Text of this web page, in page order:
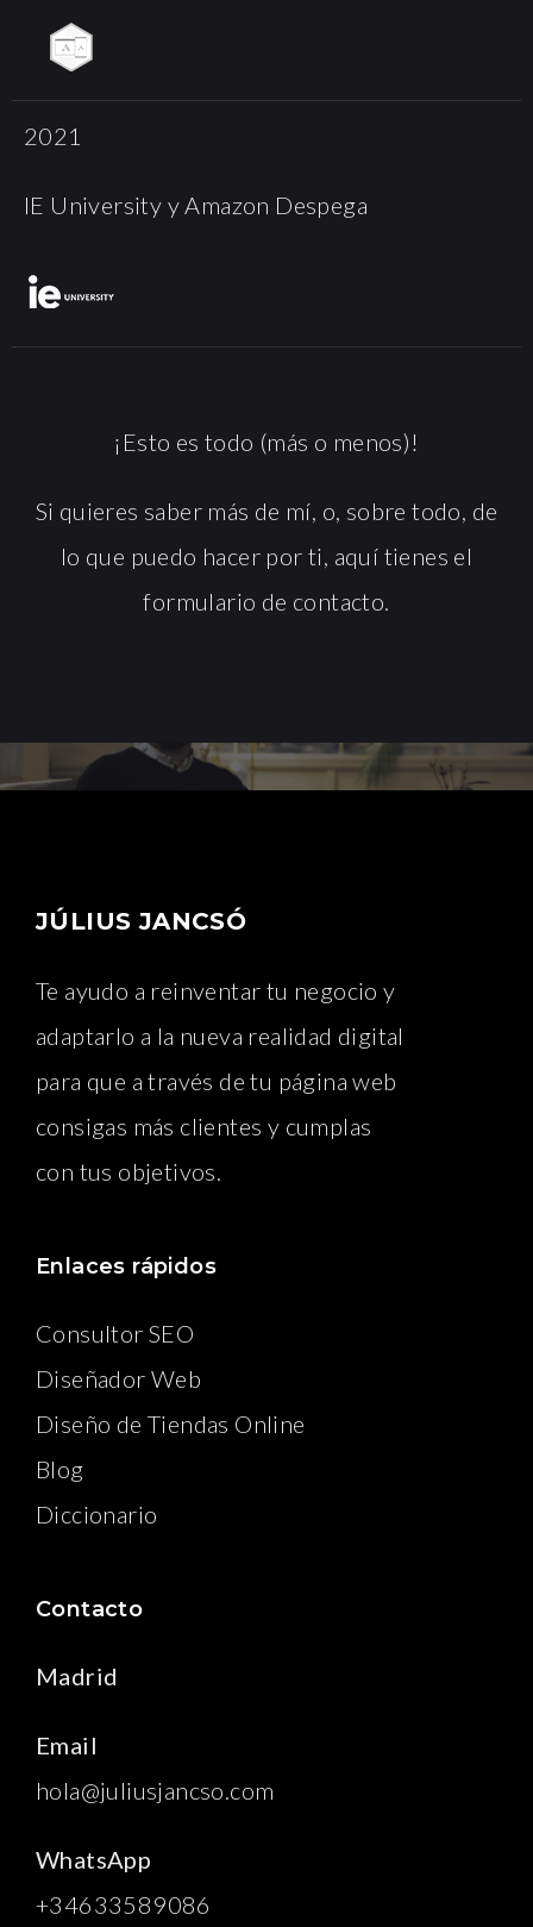
2021
IE University y Amazon Despega
¡Esto es todo (más o menos)!
Si quieres saber más de mí, o, sobre todo, de
lo que puedo hacer por ti, aquí tienes el
formulario de contacto.
JÚLIUS JANCSÓ
Te ayudo a reinventar tu negocio y
adaptarlo a la nueva realidad digital
para que a través de tu página web
consigas más clientes y cumplas
con tus objetivos.
Enlaces rápidos
Consultor SEO
Diseñador Web
Diseño de Tiendas Online
Blog
Diccionario
Contacto
Madrid
Email
hola@juliusjancso.com
WhatsApp
+34633589086